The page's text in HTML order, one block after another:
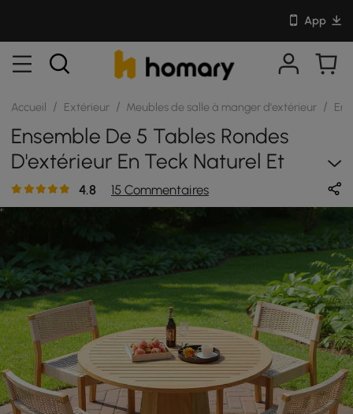
App
Accueil / Extérieur / Meubles de salle à manger d'extérieur /
Ensemble De 5 Tables Rondes
D'extérieur En Teck Naturel Et
Chaises Tissées En Corde
4.8 15 Commentaires